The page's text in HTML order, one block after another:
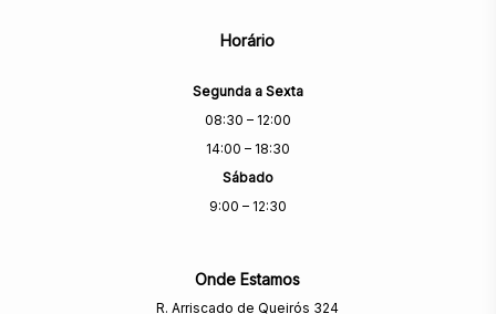
Horário
Segunda a Sexta
08:30 – 12:00
14:00 – 18:30
Sábado
9:00 – 12:30
Onde Estamos
R. Arriscado de Queirós 324